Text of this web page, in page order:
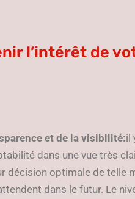
l’intérêt de
et de la visibilité:il
dans une vue très
décision optimale de telle
dans le futur. Le